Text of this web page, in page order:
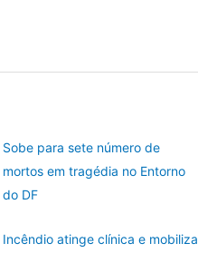
Sobe para sete número de
mortos em tragédia no Entorno
do DF
Incêndio atinge clínica e mobiliza